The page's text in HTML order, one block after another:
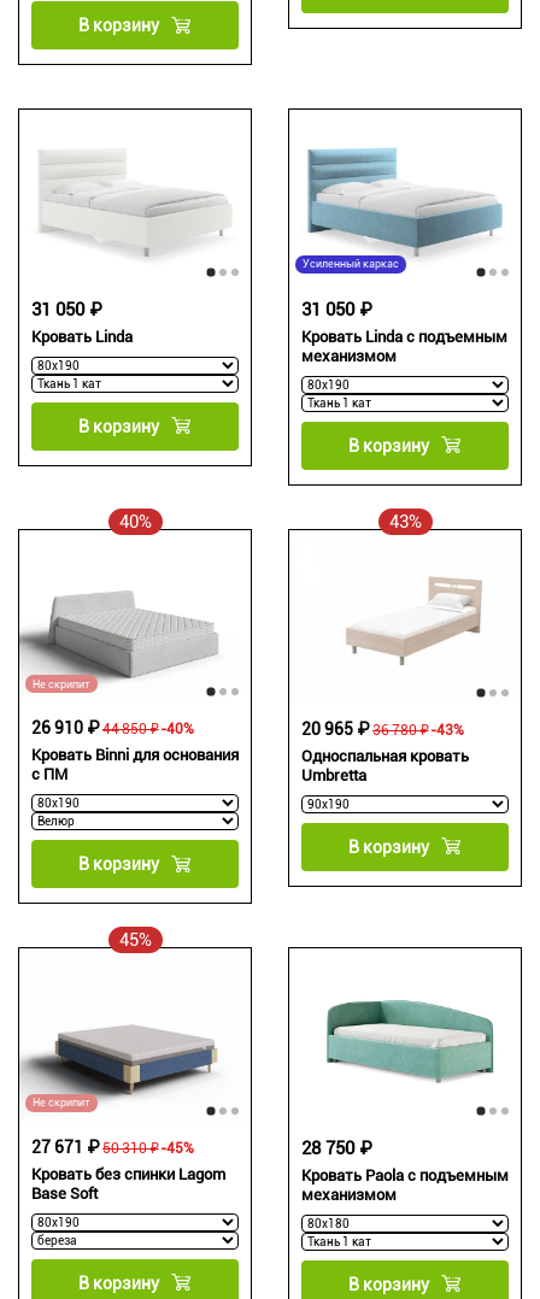
В корзину
Кровать Linda
31 050 ₽
В корзину
Усиленный каркас
Кровать Linda с подъемным
механизмом
31 050 ₽
В корзину
40%
Не скрипит
Кровать Binni для основания
с ПМ
44 850 ₽
26 910 ₽ -40%
В корзину
43%
Односпальная кровать
Umbretta
36 780 ₽
20 965 ₽ -43%
В корзину
45%
Не скрипит
Кровать без спинки Lagom
Base Soft
50 310 ₽
27 671 ₽ -45%
В корзину
Кровать Paola с подъемным
механизмом
28 750 ₽
В корзину